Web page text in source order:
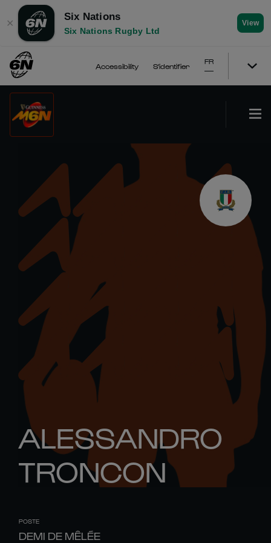
✕
Six Nations
Six Nations Rugby Ltd
View
Accessibility S'identifier
FR
ALESSANDRO
TRONCON
POSTE
DEMI DE MÊLÉE